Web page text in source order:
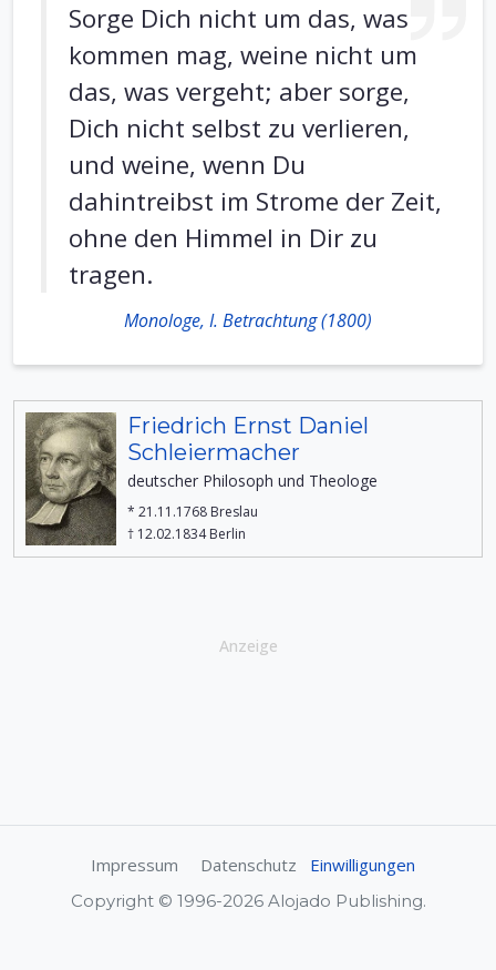
Sorge Dich nicht um das, was
kommen mag, weine nicht um
das, was vergeht; aber sorge,
Dich nicht selbst zu verlieren,
und weine, wenn Du
dahintreibst im Strome der Zeit,
ohne den Himmel in Dir zu
tragen.
Monologe, I. Betrachtung (1800)
Friedrich Ernst Daniel
Schleiermacher
deutscher Philosoph und Theologe
* 21.11.1768 Breslau
† 12.02.1834 Berlin
Anzeige
Impressum Datenschutz Einwilligungen
Copyright © 1996-2026 Alojado Publishing.